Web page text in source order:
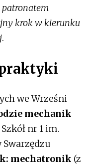
patronatem
krok w kierunku
.
we Wrześni
mechanik
nr 1 im.
mechatronik (z